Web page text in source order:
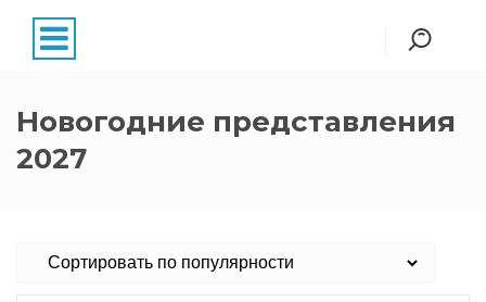
Новогодние представления
2027